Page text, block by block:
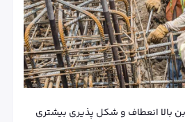
بالا انعطاف و شکل پذیری بیشتری